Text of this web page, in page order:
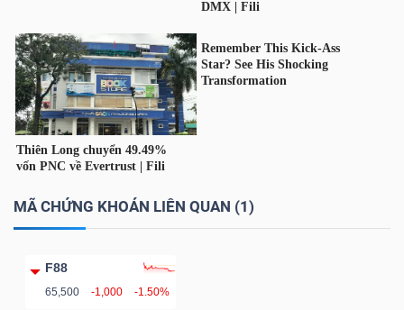
MÃ CHỨNG KHOÁN LIÊN QUAN (1)
F88
65,500 -1,000 -1.50%
TRUY
XUẤT
DỮ
LIỆU
Ngành
(-)
VS-
SECTOR